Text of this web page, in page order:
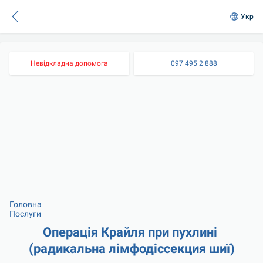
Укр
Невідкладна допомога 097 495 2 888
Головна
Послуги
Операція Крайля при пухлині
(радикальна лімфодіссекция шиї)